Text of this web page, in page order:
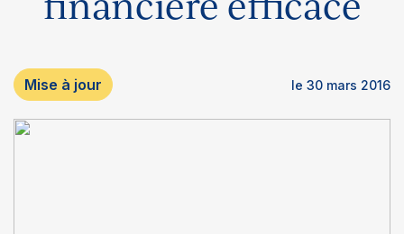
Centre de soutien aux membres
Nouvelles et commentaires
Perfectionnement professionnel
Mise à jour le 30 mars 2016